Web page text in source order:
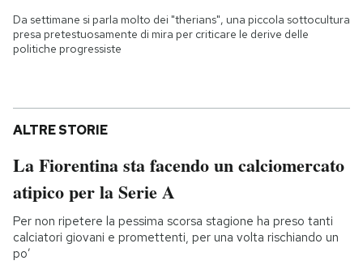
Da settimane si parla molto dei "therians", una piccola sottocultura
presa pretestuosamente di mira per criticare le derive delle
politiche progressiste
ALTRE STORIE
La Fiorentina sta facendo un calciomercato
atipico per la Serie A
Per non ripetere la pessima scorsa stagione ha preso tanti
calciatori giovani e promettenti, per una volta rischiando un
po’